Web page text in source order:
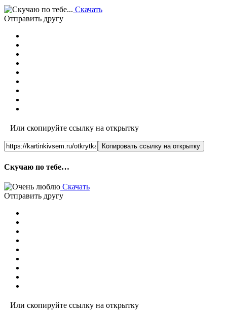
Скачать
Отправить другу
Или скопируйте ссылку на открытку
Копировать ссылку на открытку
Скучаю по тебе…
Скачать
Отправить другу
Или скопируйте ссылку на открытку